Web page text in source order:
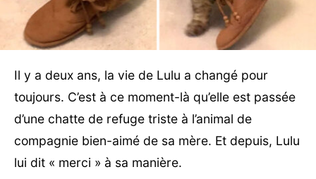
Il y a deux ans, la vie de Lulu a changé pour
toujours. C’est à ce moment-là qu’elle est passée
d’une chatte de refuge triste à l’animal de
compagnie bien-aimé de sa mère. Et depuis, Lulu
lui dit « merci » à sa manière.